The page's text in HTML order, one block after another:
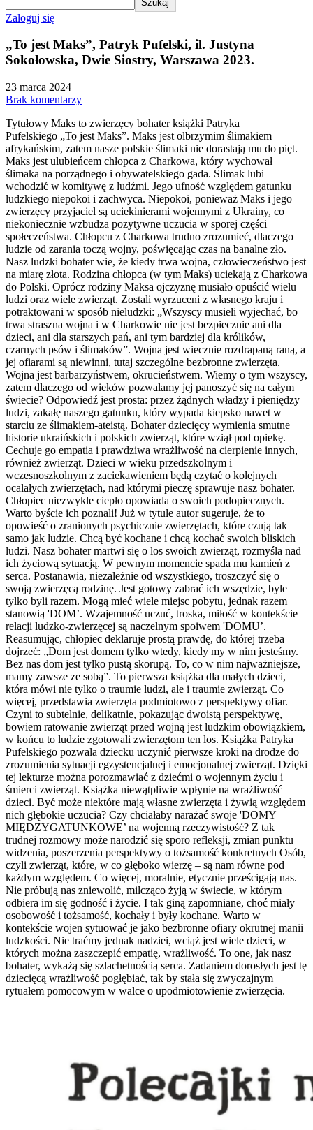
Szukaj
Zaloguj się
„To jest Maks”, Patryk Pufelski, il. Justyna
Sokołowska, Dwie Siostry, Warszawa 2023.
23 marca 2024
Brak komentarzy
Tytułowy Maks to zwierzęcy bohater książki Patryka
Pufelskiego „To jest Maks”. Maks jest olbrzymim ślimakiem
afrykańskim, zatem nasze polskie ślimaki nie dorastają mu do pięt.
Maks jest ulubieńcem chłopca z Charkowa, który wychował
ślimaka na porządnego i obywatelskiego gada. Ślimak lubi
wchodzić w komitywę z ludźmi. Jego ufność względem gatunku
ludzkiego niepokoi i zachwyca. Niepokoi, ponieważ Maks i jego
zwierzęcy przyjaciel są uciekinierami wojennymi z Ukrainy, co
niekoniecznie wzbudza pozytywne uczucia w sporej części
społeczeństwa. Chłopcu z Charkowa trudno zrozumieć, dlaczego
ludzie od zarania toczą wojny, poświęcając czas na banalne zło.
Nasz ludzki bohater wie, że kiedy trwa wojna, człowieczeństwo jest
na miarę złota. Rodzina chłopca (w tym Maks) uciekają z Charkowa
do Polski. Oprócz rodziny Maksa ojczyznę musiało opuścić wielu
ludzi oraz wiele zwierząt. Zostali wyrzuceni z własnego kraju i
potraktowani w sposób nieludzki: „Wszyscy musieli wyjechać, bo
trwa straszna wojna i w Charkowie nie jest bezpiecznie ani dla
dzieci, ani dla starszych pań, ani tym bardziej dla królików,
czarnych psów i ślimaków”. Wojna jest wiecznie rozdrapaną raną, a
jej ofiarami są niewinni, tutaj szczególne bezbronne zwierzęta.
Wojna jest barbarzyństwem, okrucieństwem. Wiemy o tym wszyscy,
zatem dlaczego od wieków pozwalamy jej panoszyć się na całym
świecie? Odpowiedź jest prosta: przez żądnych władzy i pieniędzy
ludzi, zakałę naszego gatunku, który wypada kiepsko nawet w
starciu ze ślimakiem-ateistą. Bohater dziecięcy wymienia smutne
historie ukraińskich i polskich zwierząt, które wziął pod opiekę.
Cechuje go empatia i prawdziwa wrażliwość na cierpienie innych,
również zwierząt. Dzieci w wieku przedszkolnym i
wczesnoszkolnym z zaciekawieniem będą czytać o kolejnych
ocalałych zwierzętach, nad którymi pieczę sprawuje nasz bohater.
Chłopiec niezwykle ciepło opowiada o swoich podopiecznych.
Warto byście ich poznali! Już w tytule autor sugeruje, że to
opowieść o zranionych psychicznie zwierzętach, które czują tak
samo jak ludzie. Chcą być kochane i chcą kochać swoich bliskich
ludzi. Nasz bohater martwi się o los swoich zwierząt, rozmyśla nad
ich życiową sytuacją. W pewnym momencie spada mu kamień z
serca. Postanawia, niezależnie od wszystkiego, troszczyć się o
swoją zwierzęcą rodzinę. Jest gotowy zabrać ich wszędzie, byle
tylko byli razem. Mogą mieć wiele miejsc pobytu, jednak razem
stanowią 'DOM’. Wzajemność uczuć, troska, miłość w kontekście
relacji ludzko-zwierzęcej są naczelnym spoiwem 'DOMU’.
Reasumując, chłopiec deklaruje prostą prawdę, do której trzeba
dojrzeć: „Dom jest domem tylko wtedy, kiedy my w nim jesteśmy.
Bez nas dom jest tylko pustą skorupą. To, co w nim najważniejsze,
mamy zawsze ze sobą”. To pierwsza książka dla małych dzieci,
która mówi nie tylko o traumie ludzi, ale i traumie zwierząt. Co
więcej, przedstawia zwierzęta podmiotowo z perspektywy ofiar.
Czyni to subtelnie, delikatnie, pokazując dwoistą perspektywę,
bowiem ratowanie zwierząt przed wojną jest ludzkim obowiązkiem,
w końcu to ludzie zgotowali zwierzętom ten los. Książka Patryka
Pufelskiego pozwala dziecku uczynić pierwsze kroki na drodze do
zrozumienia sytuacji egzystencjalnej i emocjonalnej zwierząt. Dzięki
tej lekturze można porozmawiać z dziećmi o wojennym życiu i
śmierci zwierząt. Książka niewątpliwie wpłynie na wrażliwość
dzieci. Być może niektóre mają własne zwierzęta i żywią względem
nich głębokie uczucia? Czy chciałaby narażać swoje 'DOMY
MIĘDZYGATUNKOWE’ na wojenną rzeczywistość? Z tak
trudnej rozmowy może narodzić się sporo refleksji, zmian punktu
widzenia, poszerzenia perspektywy o tożsamość konkretnych Osób,
czyli zwierząt, które, w co głęboko wierzę – są nam równe pod
każdym względem. Co więcej, moralnie, etycznie prześcigają nas.
Nie próbują nas zniewolić, milcząco żyją w świecie, w którym
odbiera im się godność i życie. I tak giną zapomniane, choć miały
osobowość i tożsamość, kochały i były kochane. Warto w
kontekście wojen sytuować je jako bezbronne ofiary okrutnej manii
ludzkości. Nie traćmy jednak nadziei, wciąż jest wiele dzieci, w
których można zaszczepić empatię, wrażliwość. To one, jak nasz
bohater, wykażą się szlachetnością serca. Zadaniem dorosłych jest tę
dziecięcą wrażliwość pogłębiać, tak by stała się zwyczajnym
rytuałem pomocowym w walce o upodmiotowienie zwierzęcia.